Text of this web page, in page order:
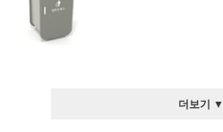
더보기 ▼